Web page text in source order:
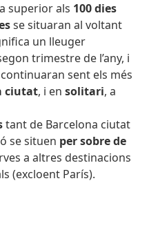
superior als 100 dies
se situaran al voltant
un lleuger
trimestre de l’any, i
continuaran sent els més
ciutat, i ensolitari, a
tant de Barcelona ciutat
se situen per sobre de
a altres destinacions
(excloent París).